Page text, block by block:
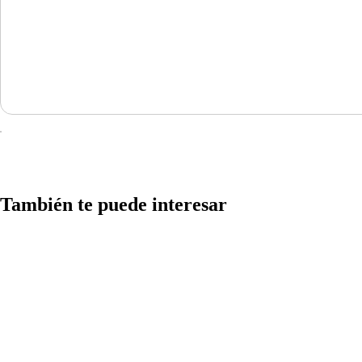
También te puede interesar